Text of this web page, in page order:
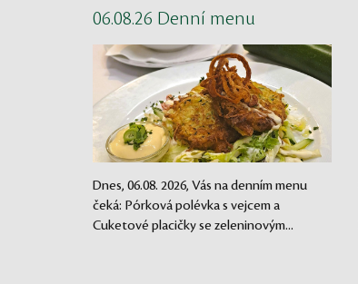
06.08.26 Denní menu
Dnes, 06.08. 2026, Vás na denním menu
čeká: Pórková polévka s vejcem a
Cuketové placičky se zeleninovým...